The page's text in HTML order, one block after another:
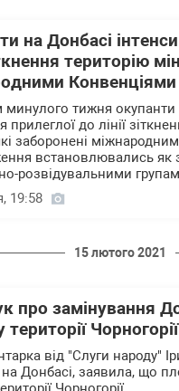
на Донбасі
територію
Конвенціями
минулого тижня
прилеглої до лінії
заборонені
встановлювались як
розвідувальними
19:58
15 лютого 2021
про замінування
території Чорногорії
від "Слуги народу"
на Донбасі, заявила, що